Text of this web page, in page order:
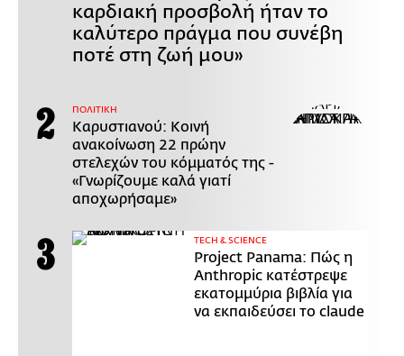
καρδιακή προσβολή ήταν το
καλύτερο πράγμα που συνέβη
ποτέ στη ζωή μου»
ΠΟΛΙΤΙΚΗ
Καρυστιανού: Κοινή
ανακοίνωση 22 πρώην
στελεχών του κόμματός της -
«Γνωρίζουμε καλά γιατί
αποχωρήσαμε»
ΤECH & SCIENCE
Project Panama: Πώς η
Anthropic κατέστρεψε
εκατομμύρια βιβλία για
να εκπαιδεύσει το claude